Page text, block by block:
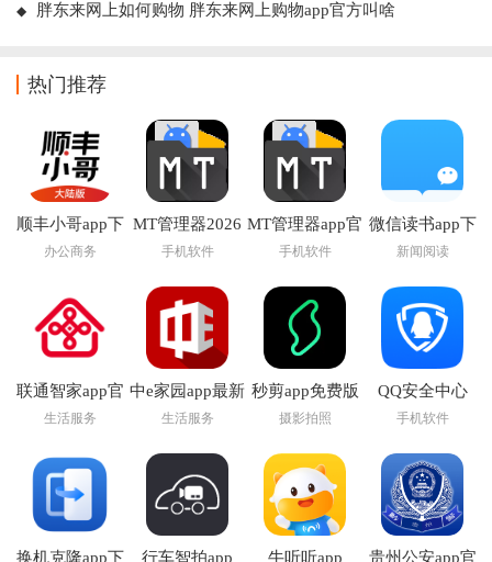
胖东来网上如何购物 胖东来网上购物app官方叫啥
热门推荐
顺丰小哥app下
载
办公商务
MT管理器2026
官方最新版本
手机软件
MT管理器app官
方版下载
手机软件
微信读书app下
载安装官方版
新闻阅读
联通智家app官
方正版
生活服务
中e家园app最新
版下载安装
生活服务
秒剪app免费版
摄影拍照
QQ安全中心
2026最新版本
手机软件
换机克隆app下 行车智拍app 牛听听app 贵州公安app官